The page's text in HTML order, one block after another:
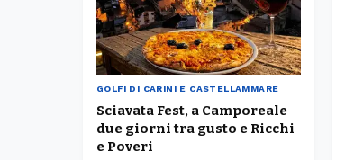
GOLFI DI CARINI E CASTELLAMMARE
Sciavata Fest, a Camporeale
due giorni tra gusto e Ricchi
e Poveri